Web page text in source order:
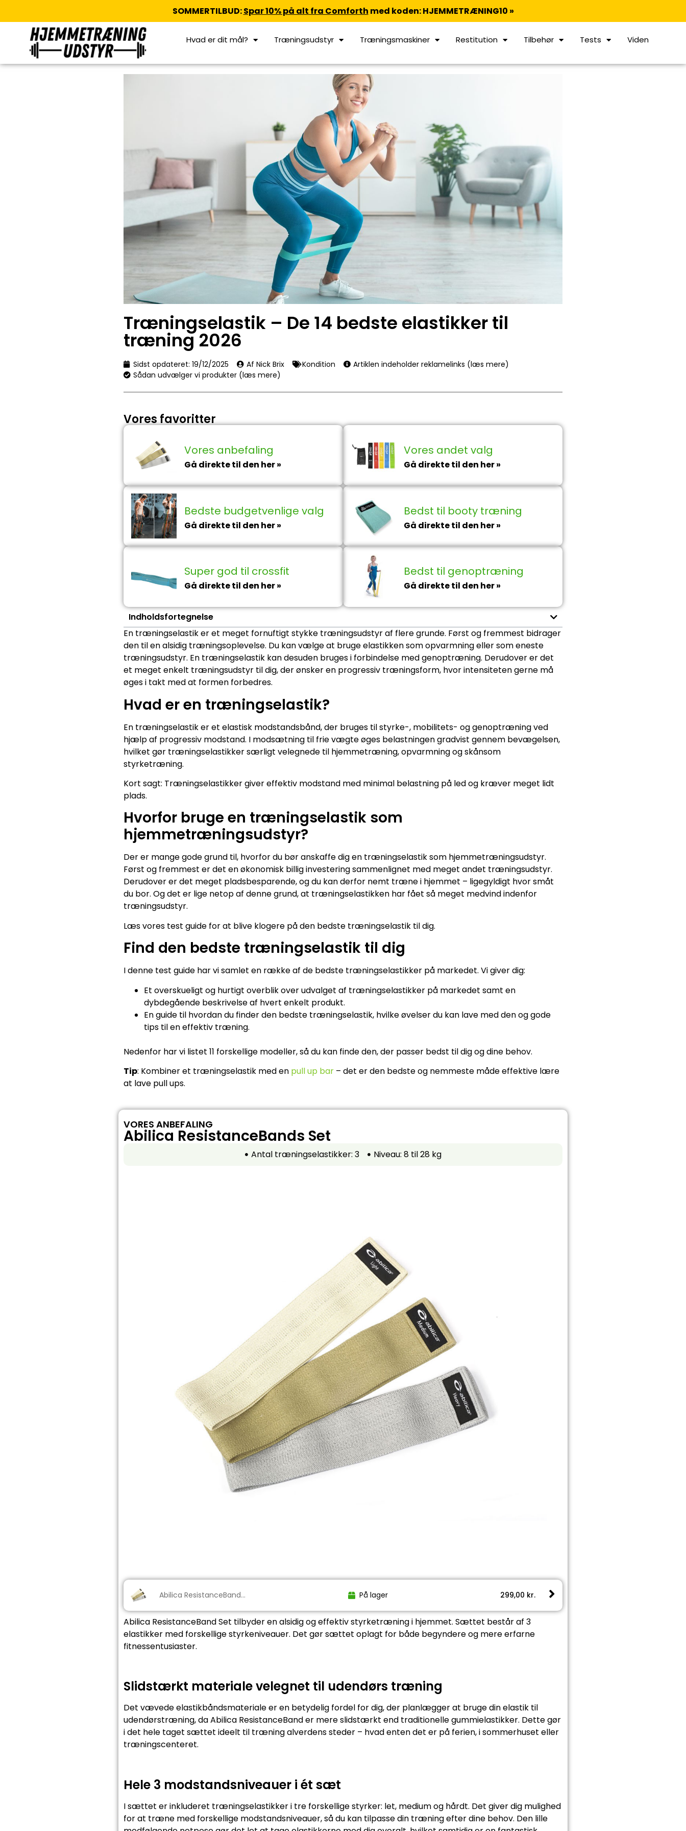
SOMMERTILBUD:Spar 10% på alt fra Comforth med koden: HJEMMETRÆNING10 »
Hvad er dit mål? Træningsudstyr Træningsmaskiner Restitution Tilbehør Tests Viden
Træningselastik – De 14 bedste elastikker til
træning 2026
Sidst opdateret: 19/12/2025 Af Nick Brix Kondition
Artiklen indeholder reklamelinks (læs mere)
Sådan udvælger vi produkter (læs mere)
Vores favoritter
Vores anbefaling
Gå direkte til den her »
Vores andet valg
Gå direkte til den her »
Bedste budgetvenlige valg
Gå direkte til den her »
Bedst til booty træning
Gå direkte til den her »
Super god til crossfit
Gå direkte til den her »
Bedst til genoptræning
Gå direkte til den her »
Indholdsfortegnelse
En træningselastik er et meget fornuftigt stykke træningsudstyr af flere grunde. Først og fremmest bidrager
den til en alsidig træningsoplevelse. Du kan vælge at bruge elastikken som opvarmning eller som eneste
træningsudstyr. En træningselastik kan desuden bruges i forbindelse med genoptræning. Derudover er det
et meget enkelt træningsudstyr til dig, der ønsker en progressiv træningsform, hvor intensiteten gerne må
øges i takt med at formen forbedres.
Hvad er en træningselastik?
En træningselastik er et elastisk modstandsbånd, der bruges til styrke-, mobilitets- og genoptræning ved
hjælp af progressiv modstand. I modsætning til frie vægte øges belastningen gradvist gennem bevægelsen,
hvilket gør træningselastikker særligt velegnede til hjemmetræning, opvarmning og skånsom
styrketræning.
Kort sagt: Træningselastikker giver effektiv modstand med minimal belastning på led og kræver meget lidt
plads.
Hvorfor bruge en træningselastik som
hjemmetræningsudstyr?
Der er mange gode grund til, hvorfor du bør anskaffe dig en træningselastik som hjemmetræningsudstyr.
Først og fremmest er det en økonomisk billig investering sammenlignet med meget andet træningsudstyr.
Derudover er det meget pladsbesparende, og du kan derfor nemt træne i hjemmet – ligegyldigt hvor småt
du bor. Og det er lige netop af denne grund, at træningselastikken har fået så meget medvind indenfor
træningsudstyr.
Læs vores test guide for at blive klogere på den bedste træningselastik til dig.
Find den bedste træningselastik til dig
I denne test guide har vi samlet en række af de bedste træningselastikker på markedet. Vi giver dig:
Et overskueligt og hurtigt overblik over udvalget af træningselastikker på markedet samt en
dybdegående beskrivelse af hvert enkelt produkt.
En guide til hvordan du finder den bedste træningselastik, hvilke øvelser du kan lave med den og gode
tips til en effektiv træning.
Nedenfor har vi listet 11 forskellige modeller, så du kan finde den, der passer bedst til dig og dine behov.
Tip: Kombiner et træningselastik med en pull up bar – det er den bedste og nemmeste måde effektive lære
at lave pull ups.
VORES ANBEFALING
Abilica ResistanceBands Set
Antal træningselastikker: 3 Niveau: 8 til 28 kg
Abilica ResistanceBand... På lager 299,00 kr.
Abilica ResistanceBand Set tilbyder en alsidig og effektiv styrketræning i hjemmet. Sættet består af 3
elastikker med forskellige styrkeniveauer. Det gør sættet oplagt for både begyndere og mere erfarne
fitnessentusiaster.
Slidstærkt materiale velegnet til udendørs træning
Det vævede elastikbåndsmateriale er en betydelig fordel for dig, der planlægger at bruge din elastik til
udendørstræning, da Abilica ResistanceBand er mere slidstærkt end traditionelle gummielastikker. Dette gør
i det hele taget sættet ideelt til træning alverdens steder – hvad enten det er på ferien, i sommerhuset eller
træningscenteret.
Hele 3 modstandsniveauer i ét sæt
I sættet er inkluderet træningselastikker i tre forskellige styrker: let, medium og hårdt. Det giver dig mulighed
for at træne med forskellige modstandsniveauer, så du kan tilpasse din træning efter dine behov. Den lille